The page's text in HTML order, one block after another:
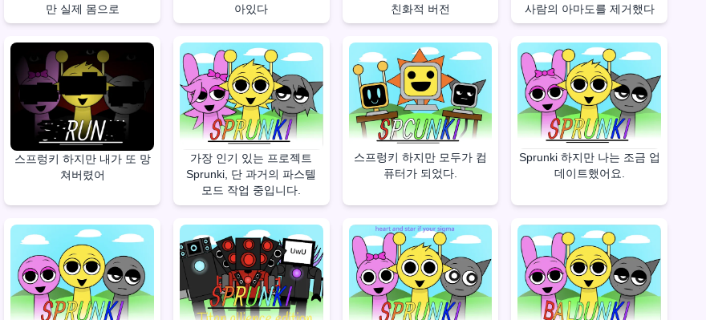
만 실제 몸으로
아있다
친화적 버전
사람의 아마도를 제거했다
스프렁키 하지만 내가 또 망
쳐버렸어
가장 인기 있는 프로젝트
Sprunki, 단 과거의 파스텔
모드 작업 중입니다.
스프렁키 하지만 모두가 컴
퓨터가 되었다.
Sprunki 하지만 나는 조금 업
데이트했어요.